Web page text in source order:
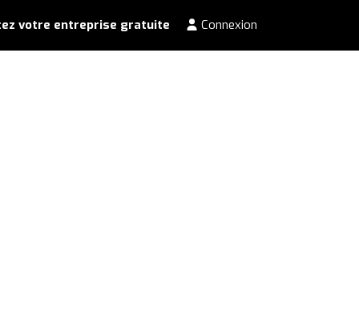
votre entreprise gratuite Connexion